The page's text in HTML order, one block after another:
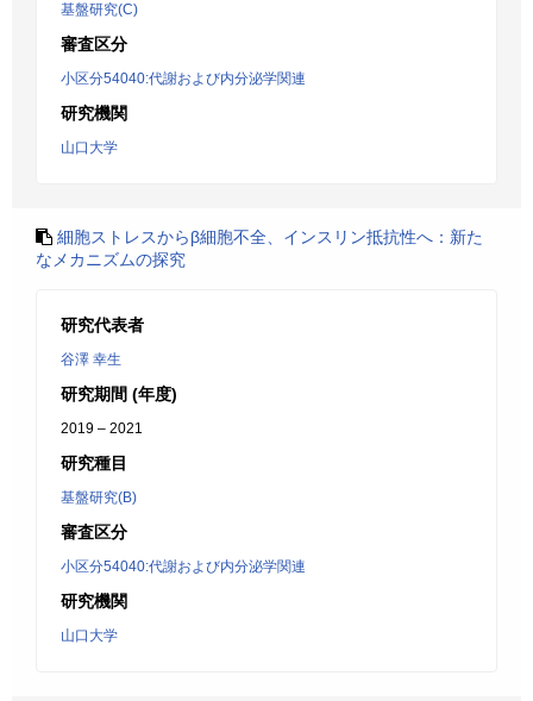
基盤研究(C)
審査区分
小区分54040:代謝および内分泌学関連
研究機関
山口大学
細胞ストレスからβ細胞不全、インスリン抵抗性へ：新た
なメカニズムの探究
研究代表者
谷澤 幸生
研究期間 (年度)
2019 – 2021
研究種目
基盤研究(B)
審査区分
小区分54040:代謝および内分泌学関連
研究機関
山口大学